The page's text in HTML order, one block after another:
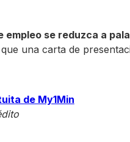
empleo se reduzca a
una carta de
de My1Min